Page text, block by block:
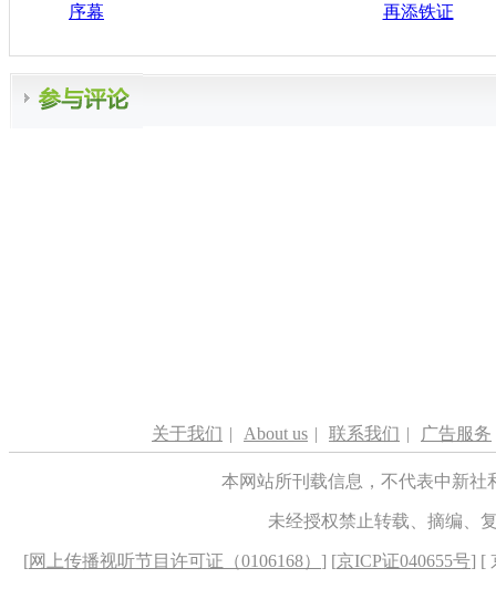
序幕
再添铁证
关于我们 | About us | 联系我们 | 广告服务
本网站所刊载信息，不代表中新
未经授权禁止转载、摘编、
[网上传播视听节目许可证（0106168） ] [京ICP证040655号] [